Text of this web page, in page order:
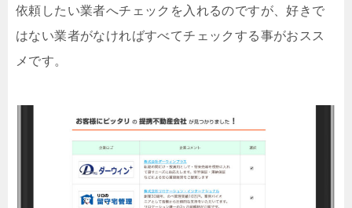
依頼したい業者へチェックを入れるのですが、好きで
はない業者がなければすべてチェックする事がおスス
メです。